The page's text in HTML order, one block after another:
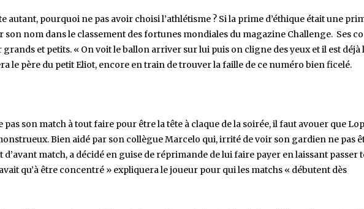
autant, pourquoi ne pas avoir choisi l’athlétisme ? Si la prime d’éthique était une
son nom dans le classement des fortunes mondiales du magazine Challenge. Ses
et petits. « On voit le ballon arriver sur lui puis on cligne des yeux et il est déjà
le père du petit Eliot, encore en train de trouver la faille de ce numéro bien ficelé.
pas son match à tout faire pour être la tête à claque de la soirée, il faut avouer que
Bien aidé par son collègue Marcelo qui, irrité de voir son gardien ne pas
match, a décidé en guise de réprimande de lui faire payer en laissant passer
qu’à être concentré » expliquera le joueur pour qui les matchs « débutent dès